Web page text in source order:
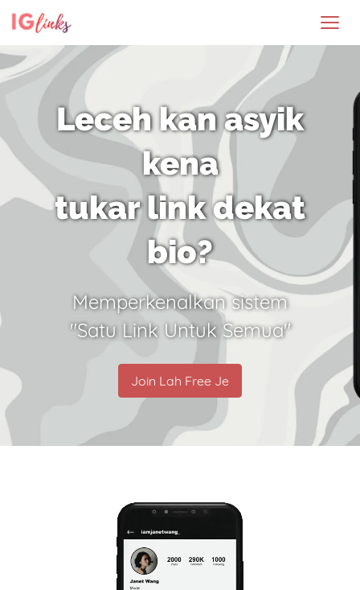
Leceh kan asyik
kena
tukar link dekat
bio?
Memperkenalkan sistem
"Satu Link Untuk Semua"
Join Lah Free Je